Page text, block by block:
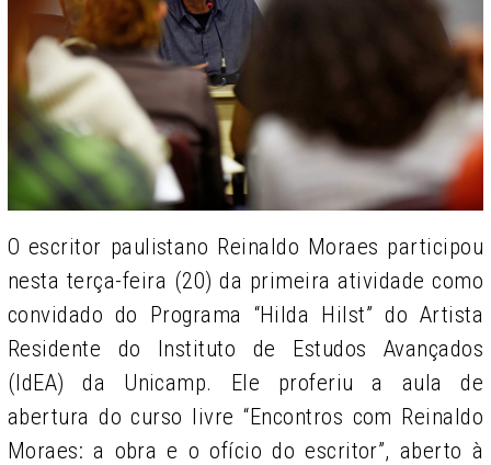
O escritor paulistano Reinaldo Moraes participou
nesta terça-feira (20) da primeira atividade como
convidado do Programa “Hilda Hilst” do Artista
Residente do Instituto de Estudos Avançados
(IdEA) da Unicamp. Ele proferiu a aula de
abertura do curso livre “Encontros com Reinaldo
Moraes: a obra e o ofício do escritor”, aberto à